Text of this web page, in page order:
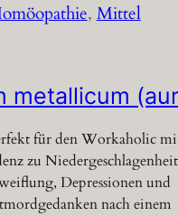
, Mittel
metallicum
für den Workaholic
zu
Depressionen und
nach einem